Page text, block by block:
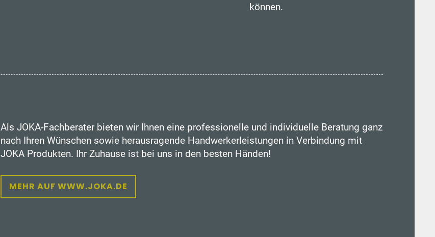
können.
Als JOKA-Fachberater bieten wir Ihnen eine professionelle und individuelle Beratung ganz
nach Ihren Wünschen sowie herausragende Handwerkerleistungen in Verbindung mit
JOKA Produkten. Ihr Zuhause ist bei uns in den besten Händen!
MEHR AUF WWW.JOKA.DE